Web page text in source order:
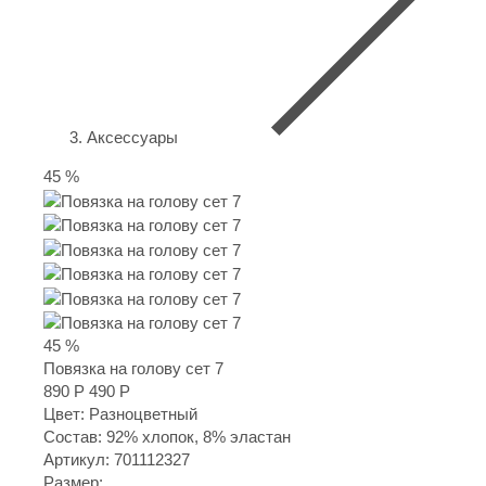
Аксессуары
45 %
45 %
Повязка на голову сет 7
890 Р 490 Р
Цвет: Разноцветный
Состав: 92% хлопок, 8% эластан
Артикул: 701112327